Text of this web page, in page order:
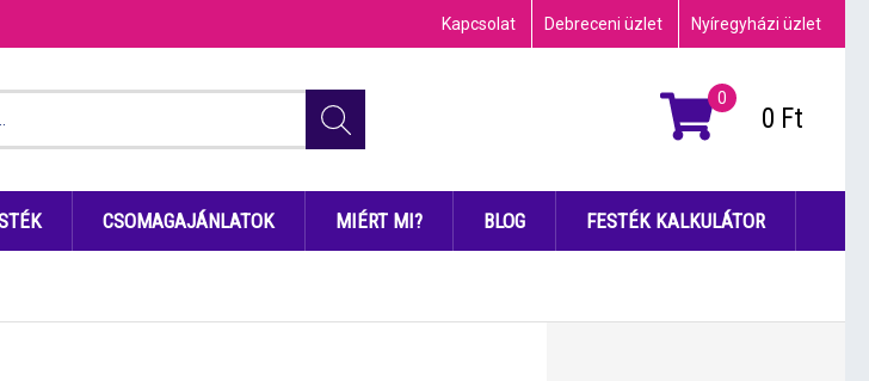
Kapcsolat Debreceni üzlet Nyíregyházi üzlet
0
0 Ft
CSOMAGAJÁNLATOK MIÉRT MI? BLOG FESTÉK KALKULÁTOR